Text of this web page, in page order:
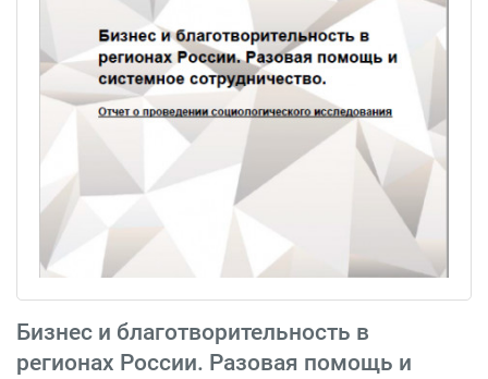
Бизнес и благотворительность в
регионах России. Разовая помощь и